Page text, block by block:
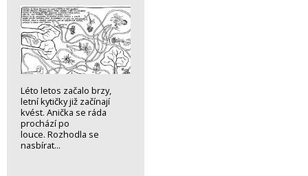
Léto letos začalo brzy,
letní kytičky již začínají
kvést. Anička se ráda
prochází po
louce. Rozhodla se
nasbírat...